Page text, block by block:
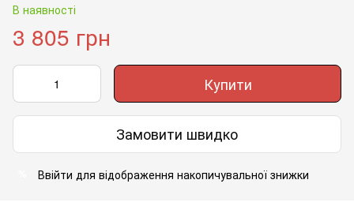
В наявності
3 805 грн
Купити
Замовити швидко
Ввійти для відображення накопичувальної знижки